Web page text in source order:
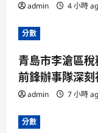
admin 4 小時
分數
青島市李滄區
前鋒辦事隊深
admin 7 小時
分數